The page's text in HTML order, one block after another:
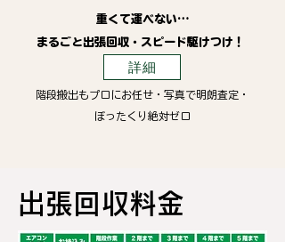
重くて運べない…
まるごと出張回収・スピード駆けつけ！
詳細
階段搬出もプロにお任せ・写真で明朗査定・
ぼったくり絶対ゼロ
​出張回収料金